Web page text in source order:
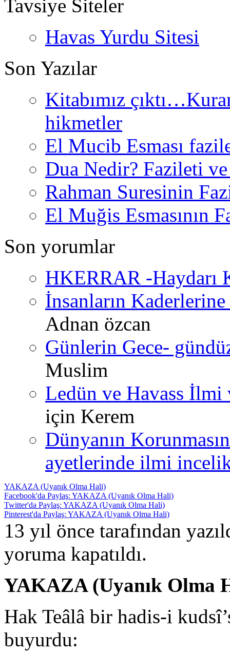
Tavsiye Siteler
Havas Yurdu Sitesi
Son Yazılar
Kitabımız
hikmetler
El Mucib Esması
Dua Nedir? Fazileti
Rahman Suresinin
El Muğis Esmasının
Son yorumlar
HKERRAR -Haydarı
İnsanların
Adnan özcan
Günlerin Gece-
Muslim
Ledün ve Havass İlmi
için Kerem
Dünyanın
ayetlerinde ilmi
YAKAZA (Uyanık Olma Hali)
Facebook'da Paylaş: YAKAZA (Uyanık Olma Hali)
Twitter'da Paylaş: YAKAZA (Uyanık Olma Hali)
Pinterest'da Paylaş: YAKAZA (Uyanık Olma Hali)
13 yıl önce tarafından
yoruma kapatıldı.
YAKAZA (Uyanık Olma
Hak Teâlâ bir hadis-i
buyurdu: